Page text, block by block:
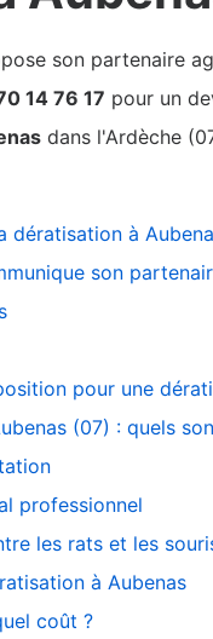
son partenaire
14 76 17 pour un
dans l'Ardèche
dératisation à
son
pour une
(07) : quels
professionnel
les rats et les
à Aubenas
coût ?